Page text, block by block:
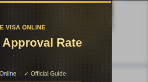
по педагогике
публикаций